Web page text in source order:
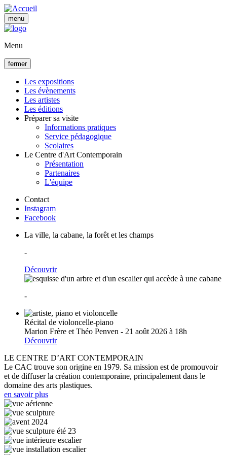
Aller
au
contenu
menu
Menu
fermer
Navigation
principale
Les expositions
Les évènements
Les artistes
Les éditions
Préparer sa visite
Informations pratiques
Service pédagogique
Scolaires
Le Centre d'Art Contemporain
Présentation
Partenaires
L'équipe
Contact
Instagram
Facebook
La ville, la cabane, la forêt et les champs
-
Découvrir
-
Récital de violoncelle-piano
Marion Frère et Théo Penven - 21 août 2026 à 18h
Découvrir
LE CENTRE D’ART CONTEMPORAIN
Le CAC trouve son origine en 1979. Sa mission est de promouvoir
et de diffuser la création contemporaine, principalement dans le
domaine des arts plastiques.
en savoir plus